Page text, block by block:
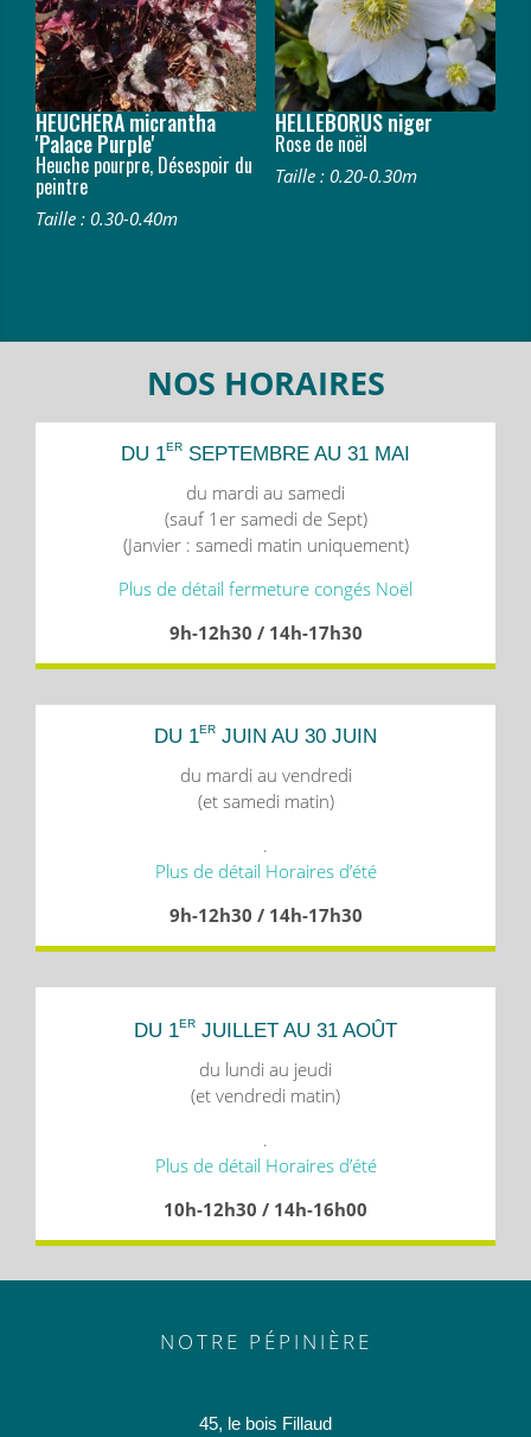
HEUCHERA micrantha
'Palace Purple'
Heuche pourpre, Désespoir du
peintre
Taille : 0.30-0.40m
HELLEBORUS niger
Rose de noël
Taille : 0.20-0.30m
NOS HORAIRES
DU 1ER SEPTEMBRE AU 31 MAI
du mardi au samedi
(sauf 1er samedi de Sept)
(Janvier : samedi matin uniquement)
Plus de détail fermeture congés Noël
9h-12h30 / 14h-17h30
DU 1ER JUIN AU 30 JUIN
du mardi au vendredi
(et samedi matin)
.
Plus de détail Horaires d’été
9h-12h30 / 14h-17h30
DU 1ER JUILLET AU 31 AOÛT
du lundi au jeudi
(et vendredi matin)
.
Plus de détail Horaires d’été
10h-12h30 / 14h-16h00
NOTRE PÉPINIÈRE
45, le bois Fillaud